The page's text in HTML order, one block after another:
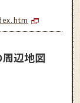
辺地図